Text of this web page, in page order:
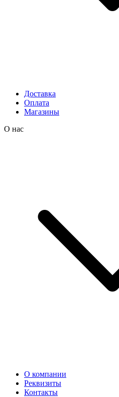
Доставка
Оплата
Магазины
О нас
О компании
Реквизиты
Контакты